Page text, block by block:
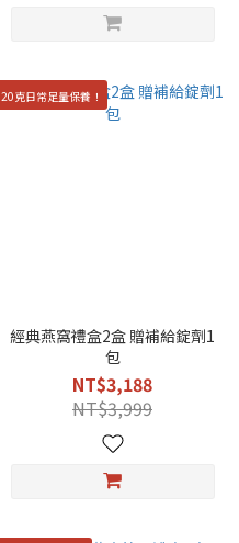
20克日常足量保養！
經典燕窩禮盒2盒 贈補給錠劑1
包
NT$3,188
NT$3,999